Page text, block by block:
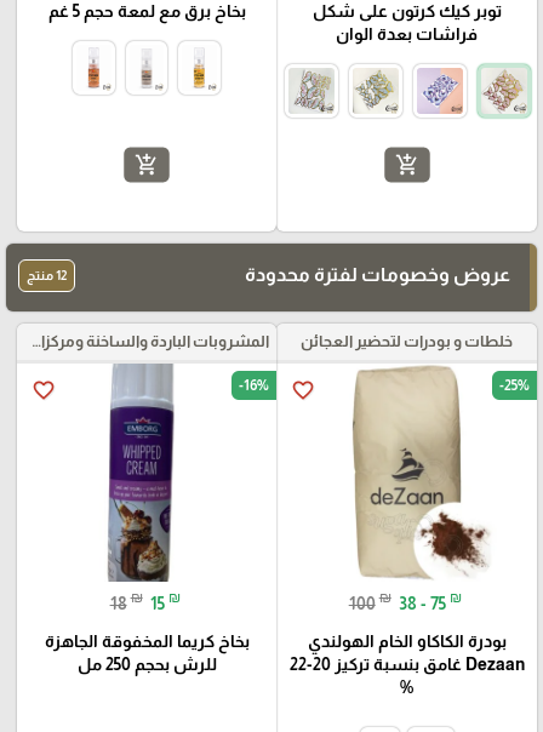
توبر كيك كرتون على شكل
فراشات بعدة الوان
add_shopping_cart
بخاخ برق مع لمعة حجم 5 غم
add_shopping_cart
عروض وخصومات لفترة محدودة 12 منتج
خلطات و بودرات لتحضير العجائن
favorite_border -25%
100 ₪ 38 - 75 ₪
بودرة الكاكاو الخام الهولندي
Dezaan غامق بنسبة تركيز 20-22
%
المشروبات الباردة والساخنة ومركزات الموهيتو
favorite_border -16%
18 ₪ 15 ₪
بخاخ كريما المخفوقة الجاهزة
للرش بحجم 250 مل